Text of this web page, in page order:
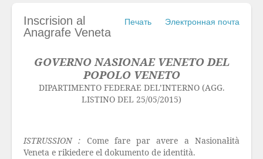
Электронная почта
Печать
Inscrision al
Anagrafe Veneta
GOVERNO NASIONAE VENETO DEL
POPOLO VENETO
DIPARTIMENTO FEDERAE DEL’INTERNO (AGG.
LISTINO DEL 25/05/2015)
ISTRUSSION : Come fare par avere a Nasionałità
Veneta e rikiedere el dokumento de identità.